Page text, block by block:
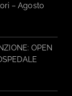
– Agosto
OPEN